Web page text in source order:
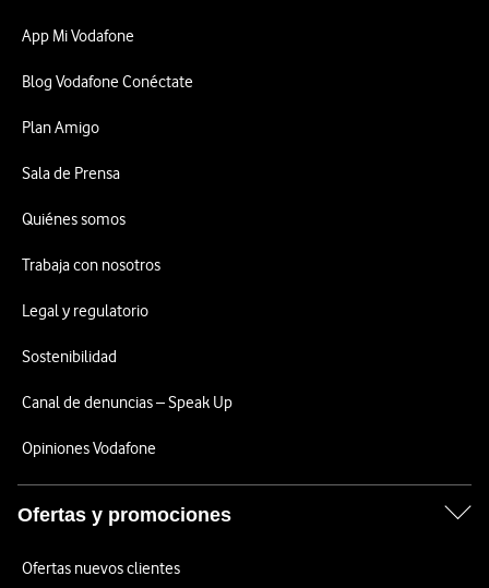
App Mi Vodafone
Blog Vodafone Conéctate
Plan Amigo
Sala de Prensa
Quiénes somos
Trabaja con nosotros
Legal y regulatorio
Sostenibilidad
Canal de denuncias – Speak Up
Opiniones Vodafone
Ofertas y promociones
Ofertas nuevos clientes